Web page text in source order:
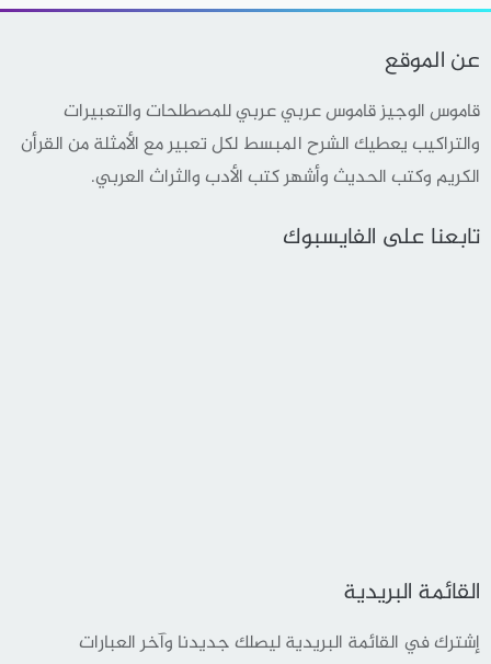
عن الموقع
قاموس الوجيز قاموس عربي عربي للمصطلحات والتعبيرات
والتراكيب يعطيك الشرح المبسط لكل تعبير مع الأمثلة من القرأن
الكريم وكتب الحديث وأشهر كتب الأدب والثراث العربي.
تابعنا على الفايسبوك
القائمة البريدية
إشترك في القائمة البريدية ليصلك جديدنا وآخر العبارات